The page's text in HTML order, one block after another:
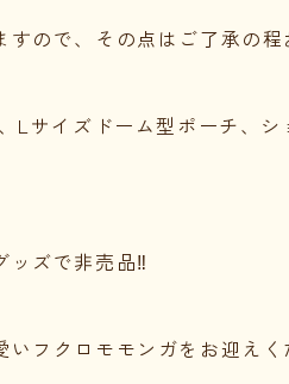
ので、その点はご了承の
Lサイズドーム型ポーチ、シ
ッズで非売品‼️
いフクロモモンガをお迎え